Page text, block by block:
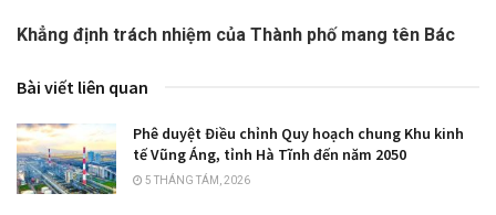
Khẳng định trách nhiệm của Thành phố mang tên Bác
Bài viết liên quan
Phê duyệt Điều chỉnh Quy hoạch chung Khu kinh
tế Vũng Áng, tỉnh Hà Tĩnh đến năm 2050
5 THÁNG TÁM, 2026